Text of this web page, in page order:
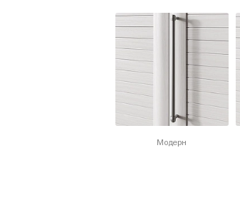
Модерн